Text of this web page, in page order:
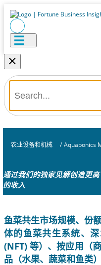
×
农业设备和机械 / Aquaponics
通过我们的独家见解创造更高
的收入
鱼菜共生市场规模、份
体的鱼菜共生系统、
(NFT) 等）、按应用（
品（水果、蔬菜和鱼类